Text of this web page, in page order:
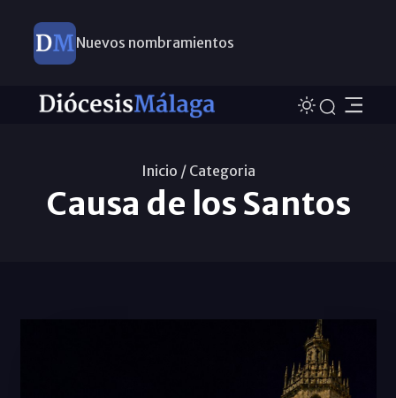
Nuevos nombramientos
Inicio / Categoria
Causa de los Santos